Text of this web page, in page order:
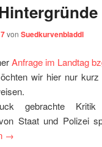
von Suedkurvenbladdl
Anfrage im Landtag
wir hier nur
gebrachte
Staat und Polizei
→